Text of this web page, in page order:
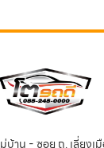
บ้าน - ซอย ถ. เลี่ยงเ